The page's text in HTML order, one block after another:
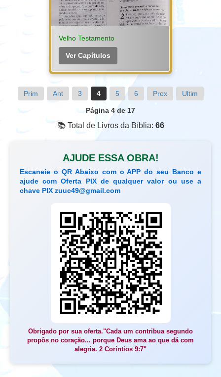
Velho Testamento
Ver Capítulos
Prim Ant 3 4 5 6 Prox Ultim
Página 4 de 17
📚 Total de Livros da Bíblia: 66
AJUDE ESSA OBRA!
Escaneie o QR Abaixo com o APP do seu Banco e
ajude com Oferta PIX de qualquer valor ou use a
chave PIX zuuc49@gmail.com
Obrigado por sua oferta."Cada um contribua segundo
propôs no coração... porque Deus ama ao que dá com
alegria. 2 Coríntios 9:7"